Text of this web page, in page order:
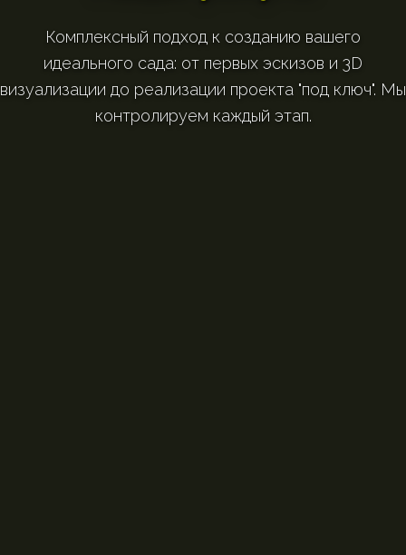
Комплексный подход к созданию вашего
идеального сада: от первых эскизов и 3D
визуализации до реализации проекта "под ключ". Мы
контролируем каждый этап.